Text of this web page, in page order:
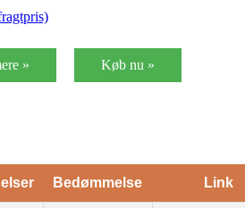
» Køb nu »
Bedømmelse Link